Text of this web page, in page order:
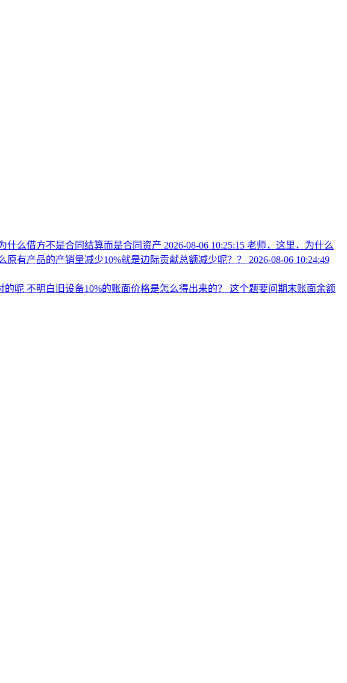
什么借方不是合同结算而是合同资产 2026-08-06 10:25:15 老师，这里，为什么
原有产品的产销量减少10%就是边际贡献总额减少呢？？ 2026-08-06 10:24:49
的呢 不明白旧设备10%的账面价格是怎么得出来的？ 这个题要问期末账面余额